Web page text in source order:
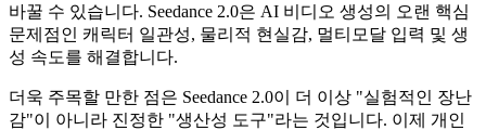
바꿀 수 있습니다. Seedance 2.0은 AI 비디오 생성의 오랜 핵심
문제점인 캐릭터 일관성, 물리적 현실감, 멀티모달 입력 및 생
성 속도를 해결합니다.
더욱 주목할 만한 점은 Seedance 2.0이 더 이상 "실험적인 장난
감"이 아니라 진정한 "생산성 도구"라는 것입니다. 이제 개인